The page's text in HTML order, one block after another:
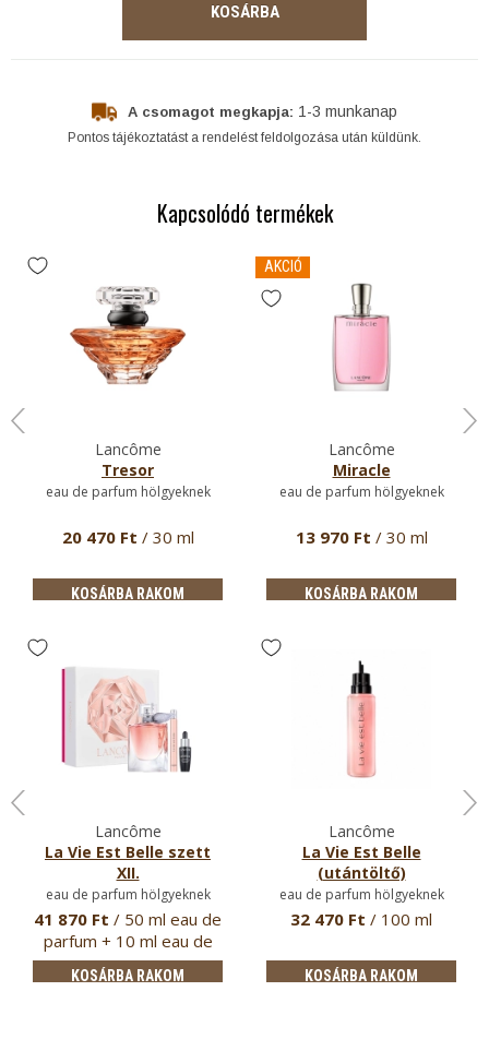
KOSÁRBA
A csomagot megkapja: 1-3 munkanap
Pontos tájékoztatást a rendelést feldolgozása után küldünk.
Kapcsolódó termékek
Lancôme
Tresor
eau de parfum hölgyeknek
20 470 Ft / 30 ml
KOSÁRBA RAKOM
AKCIÓ
Lancôme
Miracle
eau de parfum hölgyeknek
13 970 Ft / 30 ml
KOSÁRBA RAKOM
Lancôme
La Vie Est Belle szett
XII.
eau de parfum hölgyeknek
41 870 Ft / 50 ml eau de
parfum + 10 ml eau de
par…
KOSÁRBA RAKOM
Lancôme
La Vie Est Belle
(utántöltő)
eau de parfum hölgyeknek
32 470 Ft / 100 ml
KOSÁRBA RAKOM